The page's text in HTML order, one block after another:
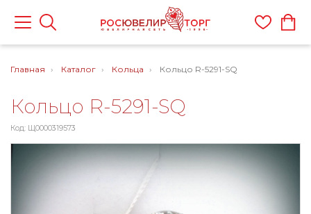
Главная Каталог Кольца Кольцо R-5291-SQ
Кольцо R-5291-SQ
Код: Щ0000319573